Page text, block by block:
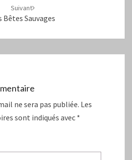
Suivant
Bêtes Sauvages
ne sera pas publiée. Les
sont indiqués avec *